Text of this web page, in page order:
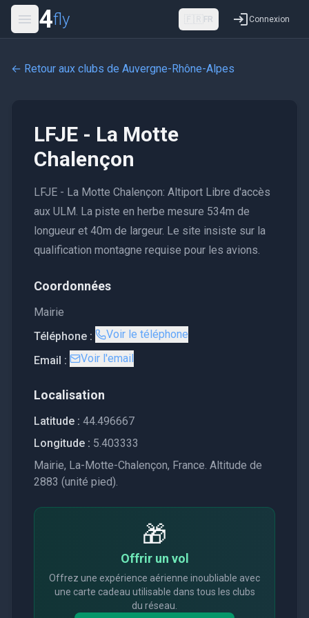
4fly 🇫🇷 FR Connexion
← Retour aux clubs de Auvergne-Rhône-Alpes
LFJE - La Motte
Chalençon
LFJE - La Motte Chalençon: Altiport Libre d'accès
aux ULM. La piste en herbe mesure 534m de
longueur et 40m de largeur. Le site insiste sur la
qualification montagne requise pour les avions.
Coordonnées
Mairie
Téléphone :
Voir le téléphone
Email :
Voir l'email
Localisation
Latitude : 44.496667
Longitude : 5.403333
Mairie, La-Motte-Chalençon, France. Altitude de
2883 (unité pied).
🎁
Offrir un vol
Offrez une expérience aérienne inoubliable avec
une carte cadeau utilisable dans tous les clubs
du réseau.